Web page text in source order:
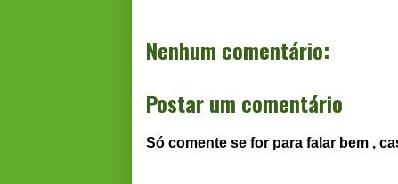
Nenhum comentário:
Postar um comentário
Só comente se for para falar bem ,